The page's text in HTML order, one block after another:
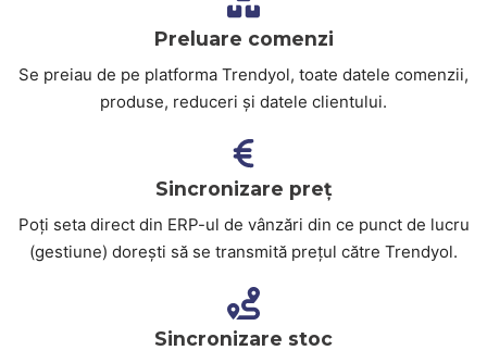
Preluare comenzi
Se preiau de pe platforma Trendyol, toate datele comenzii,
produse, reduceri și datele clientului.
Sincronizare preț
Poți seta direct din ERP-ul de vânzări din ce punct de lucru
(gestiune) dorești să se transmită prețul către Trendyol.
Sincronizare stoc